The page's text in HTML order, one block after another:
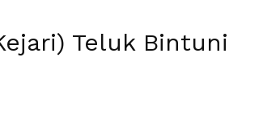
Teluk Bintuni